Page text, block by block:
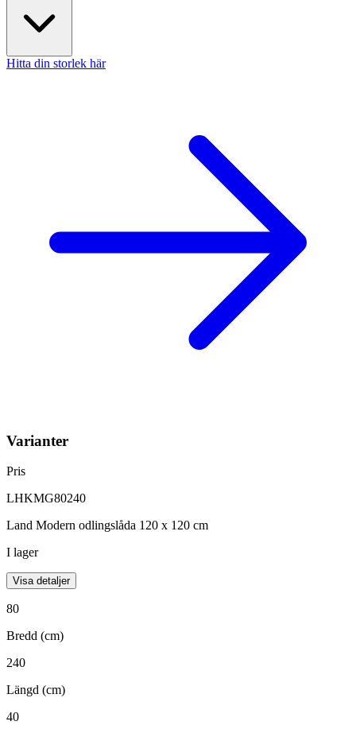
Hitta din storlek här
Varianter
Pris
LHKMG80240
Land Modern odlingslåda 120 x 120 cm
I lager
Visa detaljer
80
Bredd (cm)
240
Längd (cm)
40